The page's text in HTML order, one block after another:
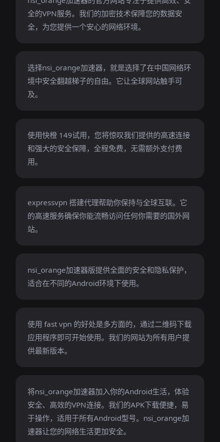
全的VPN服务。我们的加密技术保障您的数据安
全，为您提供一个安心的网络环境。
选择nsi_orange加速器，就是选择了在中国网络环
境中安全翻越梯子的自由。它让全球网站触手可
及。
使用快橙 149试用，您将惊叹我们提供的高速连接
和强大的安全保障，全程免费，无需额外支付费
用。
expressvpn 搭建代理帮助你保持与全球互联。它
的高速服务确保你能流畅访问任何你需要的国外网
站。
nsi_orange加速器版提供全面的安全和隐私保护，
适合在不同的Android环境下使用。
使用 fast vpn 的好处是多方面的，通过二维码下载
应用程序即可开始使用。我们的网站为所有用户提
供最新版本。
将nsi_orange加速器加入你的Android生活，体验
安全、高效的VPN连接。我们的APK下载便捷，易
于操作，适用于所有Android型号。nsi_orange加
速器让您的网络生活更加安全。